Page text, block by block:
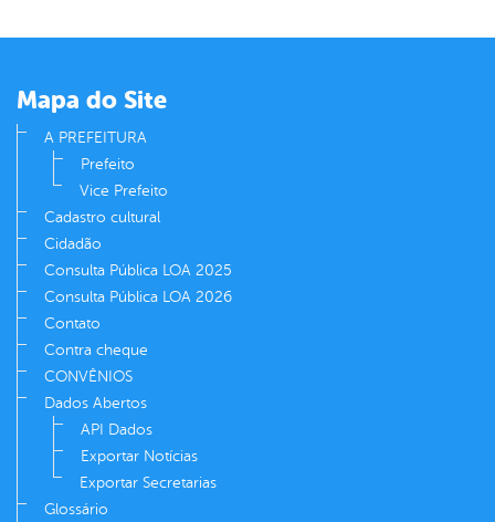
Mapa do Site
A PREFEITURA
Prefeito
Vice Prefeito
Cadastro cultural
Cidadão
Consulta Pública LOA 2025
Consulta Pública LOA 2026
Contato
Contra cheque
CONVÊNIOS
Dados Abertos
API Dados
Exportar Notícias
Exportar Secretarias
Glossário